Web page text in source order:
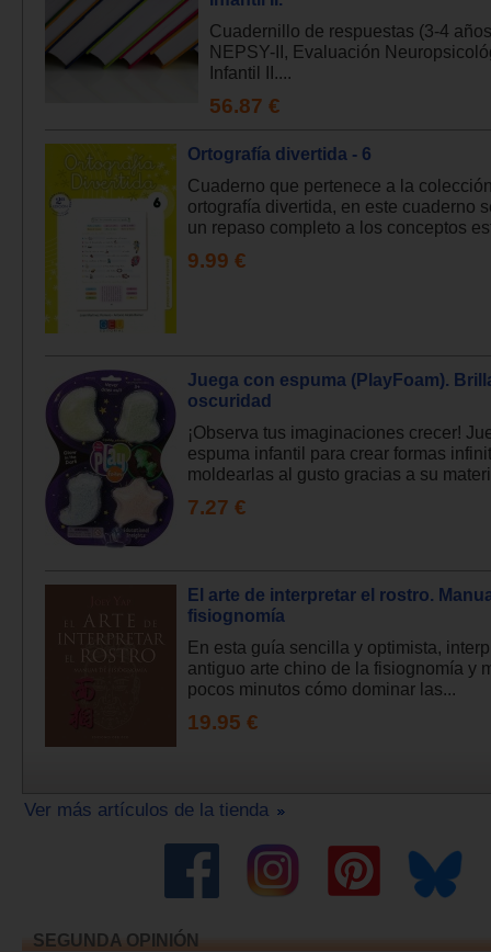
Cuadernillo de respuestas (3-4
NEPSY-II, Evaluación
Infantil II....
56.87 €
Ortografía divertida - 6
Cuaderno que pertenece a la
ortografía divertida, en este cuaderno
un repaso completo a los conceptos
9.99 €
Juega con espuma (PlayFoam).
oscuridad
¡Observa tus imaginaciones crecer!
espuma infantil para crear formas
moldearlas al gusto gracias a su
7.27 €
El arte de interpretar el rostro.
fisiognomía
En esta guía sencilla y optimista,
antiguo arte chino de la fisiognomía y
pocos minutos cómo dominar las...
19.95 €
Ver más artículos de la tienda
SEGUNDA OPINIÓN